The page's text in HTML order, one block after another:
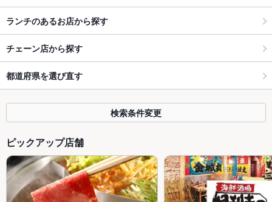
ランチのあるお店から探す
チェーン店から探す
都道府県を選び直す
検索条件変更
ピックアップ店舗